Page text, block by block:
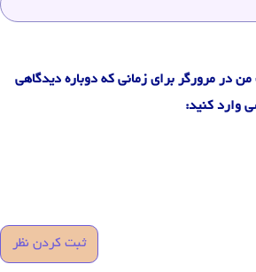
من در مرورگر برای زمانی که دوباره دیدگاهی
وارد کنید: